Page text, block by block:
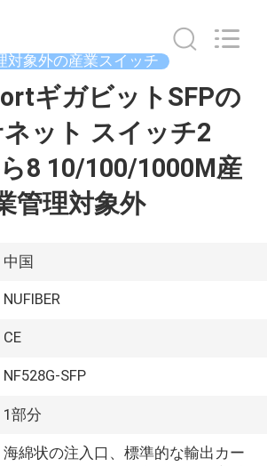
対象外の産業スイッチ
ギガビットSFPの
ット スイッチ2
8 10/100/1000M産
管理対象外
中国
NUFIBER
CE
NF528G-SFP
1部分
海綿状の注入口、標準的な輸出カー